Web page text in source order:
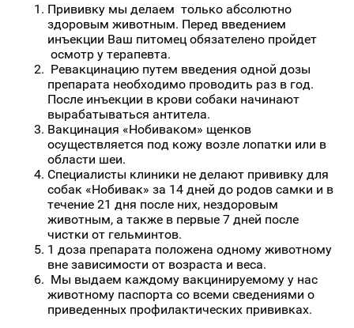
Прививку мы делаем только абсолютно
здоровым животным. Перед введением
инъекции Ваш питомец обязателено пройдет
осмотр у терапевта.
Ревакцинацию путем введения одной дозы
препарата необходимо проводить раз в год.
После инъекции в крови собаки начинают
вырабатываться антитела.
Вакцинация «Нобиваком» щенков
осуществляется под кожу возле лопатки или в
области шеи.
Специалисты клиники не делают прививку для
собак «Нобивак» за 14 дней до родов самки и в
течение 21 дня после них, нездоровым
животным, а также в первые 7 дней после
чистки от гельминтов.
1 доза препарата положена одному животному
вне зависимости от возраста и веса.
Мы выдаем каждому вакцинируемому у нас
животному паспорта со всеми сведениями о
приведенных профилактических прививках.